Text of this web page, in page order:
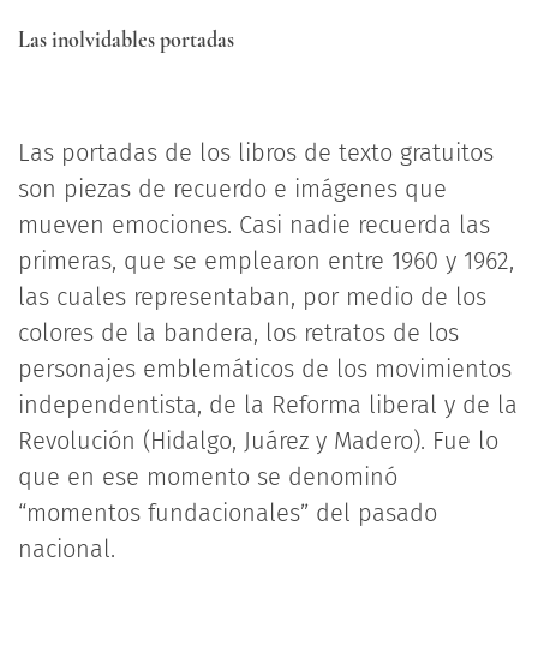
Las inolvidables portadas
Las portadas de los libros de texto gratuitos
son piezas de recuerdo e imágenes que
mueven emociones. Casi nadie recuerda las
primeras, que se emplearon entre 1960 y 1962,
las cuales representaban, por medio de los
colores de la bandera, los retratos de los
personajes emblemáticos de los movimientos
independentista, de la Reforma liberal y de la
Revolución (Hidalgo, Juárez y Madero). Fue lo
que en ese momento se denominó
“momentos fundacionales” del pasado
nacional.